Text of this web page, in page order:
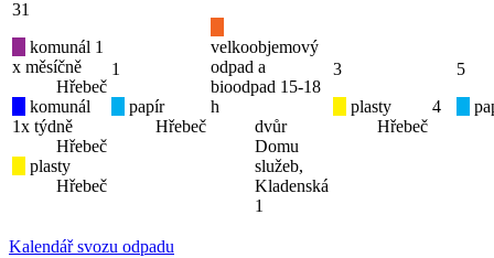
31
komunál 1
x měsíčně
Hřebeč
komunál
1x týdně
Hřebeč
plasty
Hřebeč
1
papír
Hřebeč
velkoobjemový
odpad a
bioodpad 15-18
h
dvůr
Domu
služeb,
Kladenská
1
3
plasty
Hřebeč
4
5
Kalendář svozu odpadu